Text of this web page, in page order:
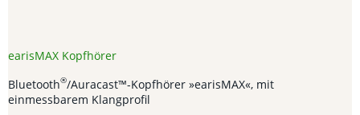
earisMAX Kopfhörer
Bluetooth®/Auracast™-Kopfhörer »earisMAX«, mit
einmessbarem Klangprofil